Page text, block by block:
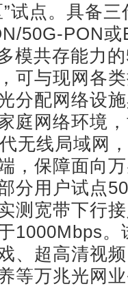
点。具备三
50G-PON
模共存能力
可与现网各
分配网络设
庭网络环境
无线局域网
，保障面向
分用户试点
测宽带下行
1000Mbps
、超高清视
等万兆光网